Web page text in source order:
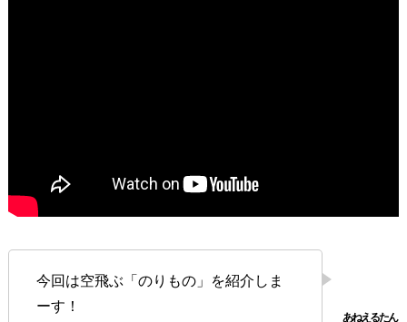
今回は空飛ぶ「のりもの」を紹介しま
ーす！